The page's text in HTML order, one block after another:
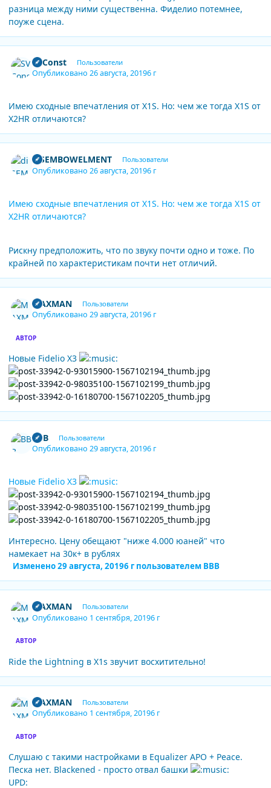
разница между ними существенна. Фиделио потемнее,
поуже сцена.
SVConst Пользователи
Опубликовано26 августа, 20196 г
Имею сходные впечатления от X1S. Но: чем же тогда X1S от
X2HR отличаются?
diSEMBOWELMENT Пользователи
Опубликовано26 августа, 20196 г
Имею сходные впечатления от X1S. Но: чем же тогда X1S от
X2HR отличаются?
Рискну предположить, что по звуку почти одно и тоже. По
крайней по характеристикам почти нет отличий.
MAXMAN Пользователи
Опубликовано29 августа, 20196 г
АВТОР
Новые Fidelio X3
BBB Пользователи
Опубликовано29 августа, 20196 г
Новые Fidelio X3
Интересно. Цену обещают "ниже 4.000 юаней" что
намекает на 30к+ в рублях
Изменено29 августа, 20196 гпользователем BBB
MAXMAN Пользователи
Опубликовано 1 сентября, 20196 г
АВТОР
Ride the Lightning в X1s звучит восхитительно!
MAXMAN Пользователи
Опубликовано 1 сентября, 20196 г
АВТОР
Слушаю с такими настройками в Equalizer APO + Peace.
Песка нет. Blackened - просто отвал башки
UPD: